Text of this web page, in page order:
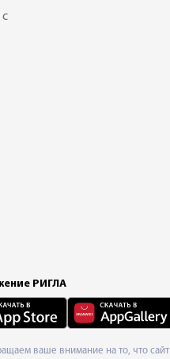
РИГЛА
ваше внимание на то, что сайт